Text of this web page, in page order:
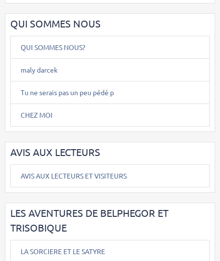
QUI SOMMES NOUS
QUI SOMMES NOUS?
maly darcek
Tu ne serais pas un peu pédé p
CHEZ MOI
AVIS AUX LECTEURS
AVIS AUX LECTEURS ET VISITEURS
LES AVENTURES DE BELPHEGOR ET
TRISOBIQUE
LA SORCIERE ET LE SATYRE